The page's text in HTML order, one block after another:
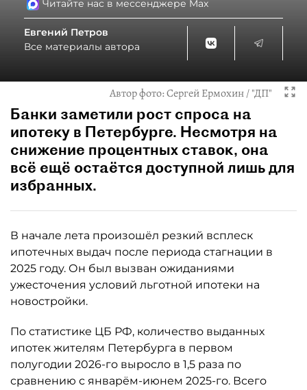
Читайте нас в мессенджере Max
Евгений Петров
Все материалы автора
Автор фото:Сергей Ермохин / "ДП"
Банки заметили рост спроса на
ипотеку в Петербурге. Несмотря на
снижение процентных ставок, она
всё ещё остаётся доступной лишь для
избранных.
В начале лета произошёл резкий всплеск
ипотечных выдач после периода стагнации в
2025 году. Он был вызван ожиданиями
ужесточения условий льготной ипотеки на
новостройки.
По статистике ЦБ РФ, количество выданных
ипотек жителям Петербурга в первом
полугодии 2026-го выросло в 1,5 раза по
сравнению с январём-июнем 2025-го. Всего